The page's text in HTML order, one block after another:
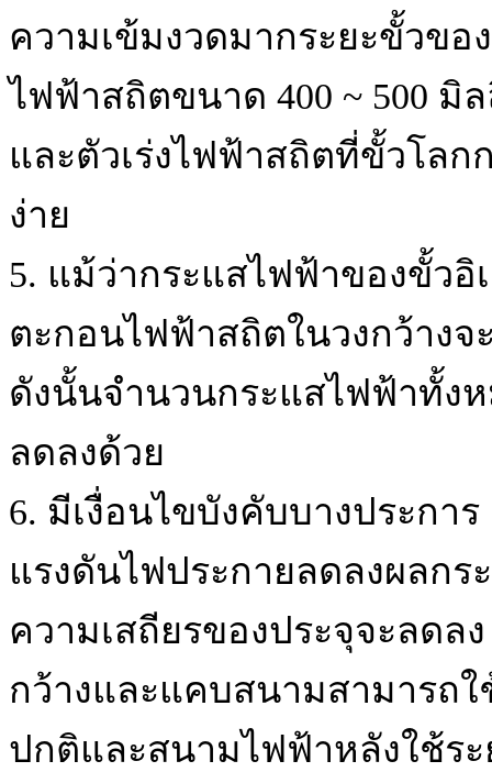
ความเข้มงวดมากระยะขั้วข
ไฟฟ้าสถิตขนาด 400 ~ 500 มิ
และตัวเร่งไฟฟ้าสถิตที่ขั้วโลก
ง่าย
5. แม้ว่ากระแสไฟฟ้าของขั้วอิ
ตะกอนไฟฟ้าสถิตในวงกว้าง
ดังนั้นจำนวนกระแสไฟฟ้าทั้ง
ลดลงด้วย
6. มีเงื่อนไขบังคับบางประก
แรงดันไฟประกายลดลงผลก
ความเสถียรของประจุจะลดล
กว้างและแคบสนามสามารถ
ปกติและสนามไฟฟ้าหลังใช้ระ